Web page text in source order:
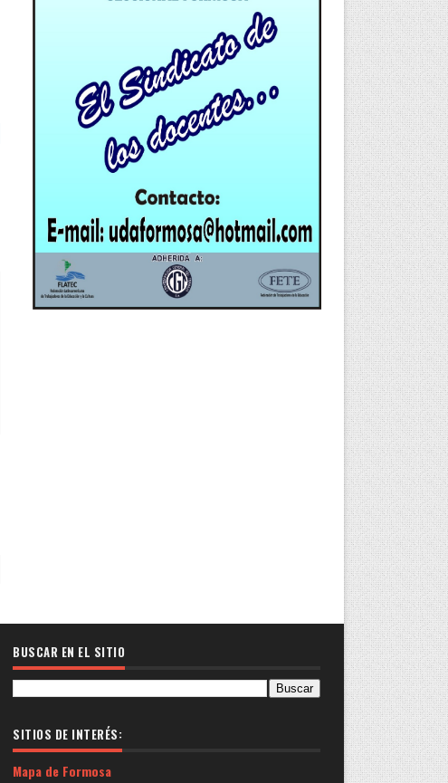
BUSCAR EN EL SITIO
SITIOS DE INTERÉS:
Mapa de Formosa